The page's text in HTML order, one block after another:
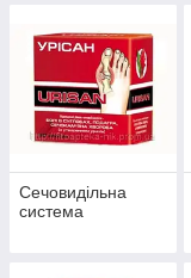
Сечовидільна
система